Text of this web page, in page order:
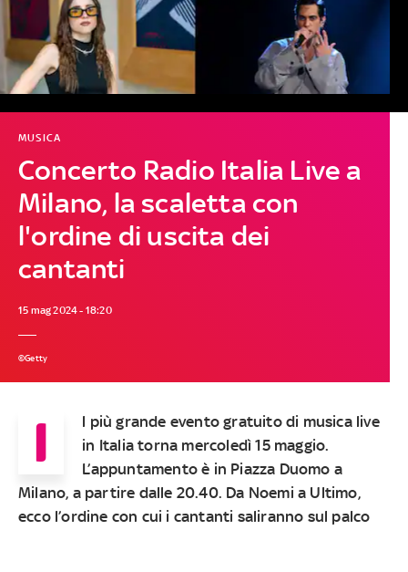
Concerto Radio Italia Live a
Milano, la scaletta con
l'ordine di uscita dei
cantanti
MUSICA
15 mag 2024 - 18:20
©Getty
I
l più grande evento gratuito di musica live
in Italia torna mercoledì 15 maggio.
L’appuntamento è in Piazza Duomo a
Milano, a partire dalle 20.40. Da Noemi a Ultimo,
ecco l’ordine con cui i cantanti saliranno sul palco